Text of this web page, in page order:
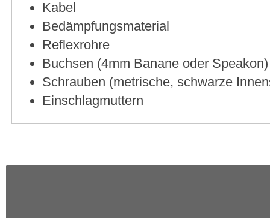
Kabel
Bedämpfungsmaterial
Reflexrohre
Buchsen (4mm Banane oder Speakon)
Schrauben (metrische, schwarze
Einschlagmuttern